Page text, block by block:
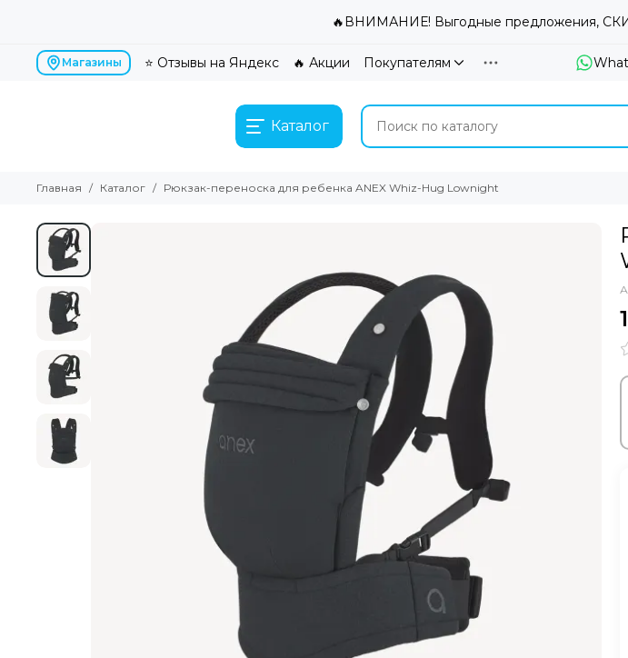
🔥ВНИМАНИЕ! Выгодные предложения,
Магазины ⭐ Отзывы на Яндекс 🔥 Акции Покупателям
Каталог
Главная Каталог Рюкзак-переноска для ребенка ANEX Whiz-Hug Lownight